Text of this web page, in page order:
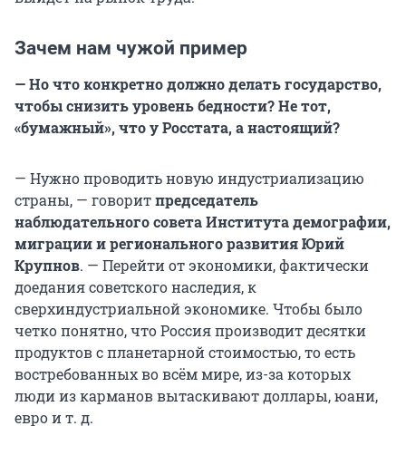
Зачем нам чужой пример
— Но что конкретно должно делать государство,
чтобы снизить уровень бедности? Не тот,
«бумажный», что у Росстата, а настоящий?
— Нужно проводить новую индустриализацию
страны, — говоритпредседатель
наблюдательного совета Института демографии,
миграции и регионального развития Юрий
Крупнов. — Перейти от экономики, фактически
доедания советского наследия, к
сверхиндустриальной экономике. Чтобы было
четко понятно, что Россия производит десятки
продуктов с планетарной стоимостью, то есть
востребованных во всём мире, из-за которых
люди из карманов вытаскивают доллары, юани,
евро и т. д.